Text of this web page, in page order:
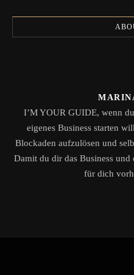
I’M YOUR GUIDE, wenn
eigenes Business starten
Blockaden aufzulösen und
Damit du dir das Business und
für dich